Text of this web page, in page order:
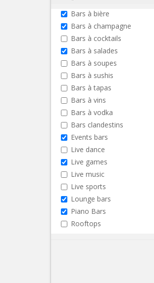
Bars à bière
Bars à champagne
Bars à cocktails
Bars à salades
Bars à soupes
Bars à sushis
Bars à tapas
Bars à vins
Bars à vodka
Bars clandestins
Events bars
Live dance
Live games
Live music
Live sports
Lounge bars
Piano Bars
Rooftops